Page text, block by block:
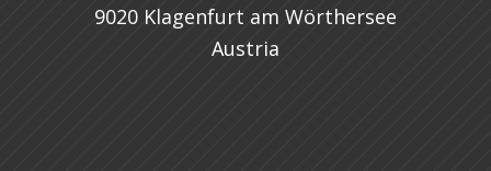
9020 Klagenfurt am Wörthersee
Austria